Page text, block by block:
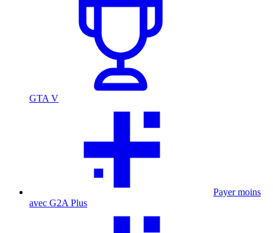
GTA V
Payer moins
avec G2A Plus